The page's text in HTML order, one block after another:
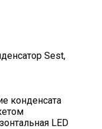
Sest,
конденсата
LED